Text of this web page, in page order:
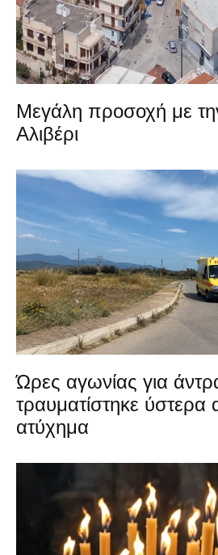
Μεγάλη προσοχή με
Αλιβέρι
Ώρες αγωνίας για
τραυματίστηκε ύστερα
ατύχημα